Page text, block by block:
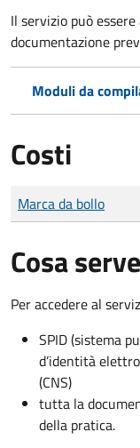
Il servizio può
documentazione
Moduli da
Costi
Tipo di pagamento
Importo
Marca da bollo
Cosa serve
Per accedere al
SPID (sistema
d’identità
(CNS)
tutta la
della pratica.